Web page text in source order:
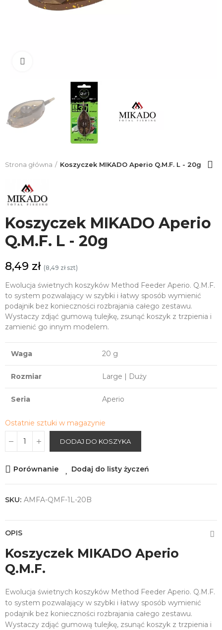
Strona główna Koszyczek MIKADO Aperio Q.M.F. L - 20g
Koszyczek MIKADO Aperio
Q.M.F. L - 20g
8,49 zł (8,49 zł szt)
Ewolucja świetnych koszyków Method Feeder Aperio. Q.M.F.
to system pozwalający w szybki i łatwy sposób wymienić
podajnik bez konieczności rozbrajania całego zestawu.
Wystaczy zdjąć gumową tulejkę, zsunąć koszyk z trzpienia i
zamienić go innym modelem.
Waga 20 g
Rozmiar Large | Duży
Seria Aperio
Ostatnie sztuki w magazynie
DODAJ DO KOSZYKA
Porównanie Dodaj do listy życzeń
SKU: AMFA-QMF-1L-20B
OPIS
Koszyczek MIKADO Aperio
Q.M.F.
Ewolucja świetnych koszyków Method Feeder Aperio. Q.M.F.
to system pozwalający w szybki i łatwy sposób wymienić
podajnik bez konieczności rozbrajania całego zestawu.
Wystaczy zdjąć gumową tulejkę, zsunąć koszyk z trzpienia i